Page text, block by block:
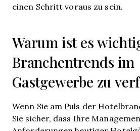
einen Schritt voraus zu sein.
Warum ist es
Branchentrends im
Gastgewerbe zu
Wenn Sie am Puls der
Sie sicher, dass Ihre